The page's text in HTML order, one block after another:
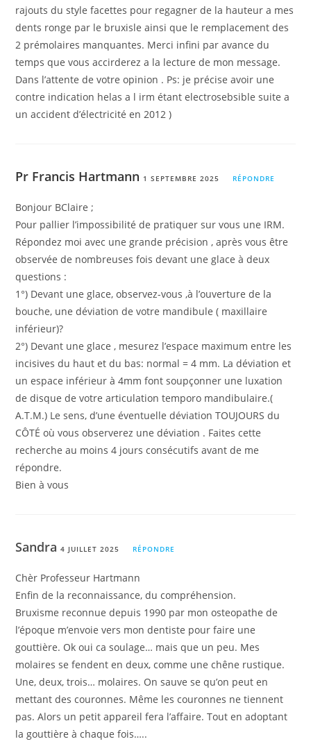
rajouts du style facettes pour regagner de la hauteur a mes
dents ronge par le bruxisle ainsi que le remplacement des
2 prémolaires manquantes. Merci infini par avance du
temps que vous accirderez a la lecture de mon message.
Dans l’attente de votre opinion . Ps: je précise avoir une
contre indication helas a l irm étant electrosebsible suite a
un accident d’électricité en 2012 )
Pr Francis Hartmann 1 SEPTEMBRE 2025 RÉPONDRE
Bonjour BClaire ;
Pour pallier l’impossibilité de pratiquer sur vous une IRM.
Répondez moi avec une grande précision , après vous être
observée de nombreuses fois devant une glace à deux
questions :
1°) Devant une glace, observez-vous ,à l’ouverture de la
bouche, une déviation de votre mandibule ( maxillaire
inférieur)?
2°) Devant une glace , mesurez l’espace maximum entre les
incisives du haut et du bas: normal = 4 mm. La déviation et
un espace inférieur à 4mm font soupçonner une luxation
de disque de votre articulation temporo mandibulaire.(
A.T.M.) Le sens, d’une éventuelle déviation TOUJOURS du
CÔTÉ où vous observerez une déviation . Faites cette
recherche au moins 4 jours consécutifs avant de me
répondre.
Bien à vous
Sandra4 JUILLET 2025 RÉPONDRE
Chèr Professeur Hartmann
Enfin de la reconnaissance, du compréhension.
Bruxisme reconnue depuis 1990 par mon osteopathe de
l’époque m’envoie vers mon dentiste pour faire une
gouttière. Ok oui ca soulage… mais que un peu. Mes
molaires se fendent en deux, comme une chêne rustique.
Une, deux, trois… molaires. On sauve se qu’on peut en
mettant des couronnes. Même les couronnes ne tiennent
pas. Alors un petit appareil fera l’affaire. Tout en adoptant
la gouttière à chaque fois…..